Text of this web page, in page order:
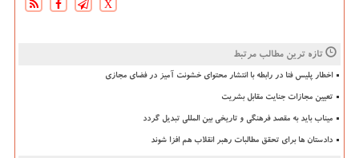
X
تازه ترین مطالب مرتبط
اخطار پلیس فتا در رابطه با انتشار محتوای خشونت آمیز در فضای مجازی
تعیین مجازات جنایت مقابل بشریت
میناب باید به مقصد فرهنگی و تاریخی بین المللی تبدیل گردد
دادستان ها برای تحقق مطالبات رهبر انقلاب هم افزا شوند